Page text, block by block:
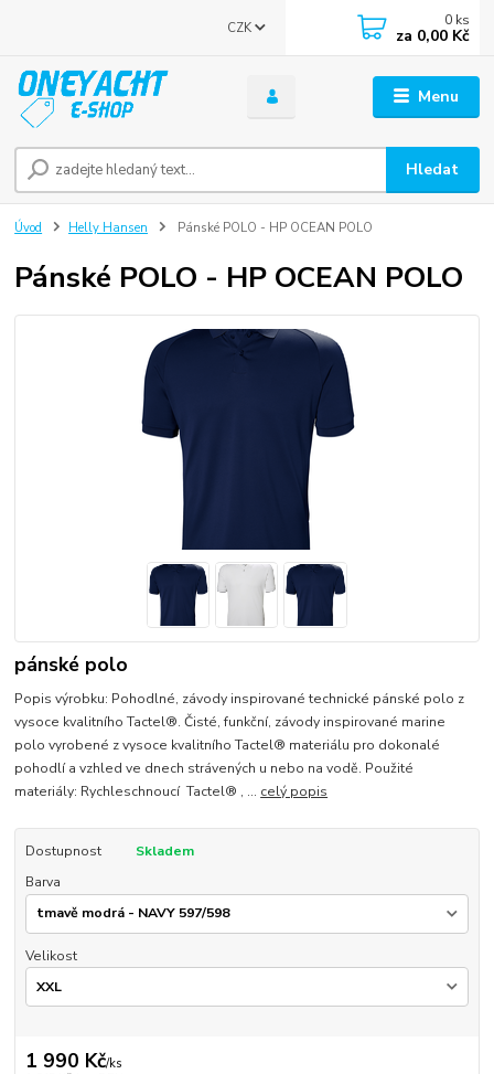
Menu
CZK
Hledat
0 ks
za 0,00 Kč
Úvod Helly Hansen Pánské POLO - HP OCEAN POLO
Pánské POLO - HP OCEAN POLO
pánské polo
Popis výrobku: Pohodlné, závody inspirované technické pánské polo z
vysoce kvalitního Tactel®. Čisté, funkční, závody inspirované marine
polo vyrobené z vysoce kvalitního Tactel® materiálu pro dokonalé
pohodlí a vzhled ve dnech strávených u nebo na vodě. Použité
materiály: Rychleschnoucí Tactel® , ... celý popis
Dostupnost
Skladem
Barva
Velikost
1 990 Kč/ks